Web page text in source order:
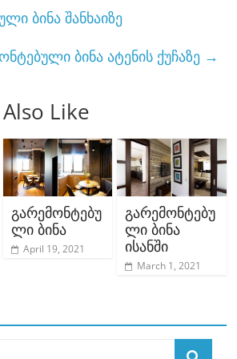
e
ბინა შანხაიზე
ბინა ატენის ქუჩაზე →
Like
გარემონტებუ
ლი ბინა
April 19, 2021
გარემონტებუ
ლი ბინა
ისანში
March 1, 2021